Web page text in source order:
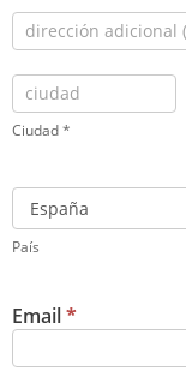
Dirección
Ciudad
Ciudad *
País
País
Email*